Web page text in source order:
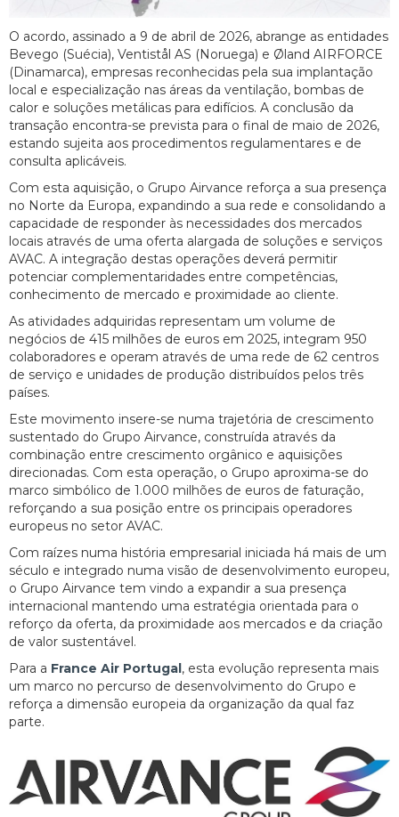
O acordo, assinado a 9 de abril de 2026, abrange as entidades
Bevego (Suécia), Ventistål AS (Noruega) e Øland AIRFORCE
(Dinamarca), empresas reconhecidas pela sua implantação
local e especialização nas áreas da ventilação, bombas de
calor e soluções metálicas para edifícios. A conclusão da
transação encontra-se prevista para o final de maio de 2026,
estando sujeita aos procedimentos regulamentares e de
consulta aplicáveis.
Com esta aquisição, o Grupo Airvance reforça a sua presença
no Norte da Europa, expandindo a sua rede e consolidando a
capacidade de responder às necessidades dos mercados
locais através de uma oferta alargada de soluções e serviços
AVAC. A integração destas operações deverá permitir
potenciar complementaridades entre competências,
conhecimento de mercado e proximidade ao cliente.
As atividades adquiridas representam um volume de
negócios de 415 milhões de euros em 2025, integram 950
colaboradores e operam através de uma rede de 62 centros
de serviço e unidades de produção distribuídos pelos três
países.
Este movimento insere-se numa trajetória de crescimento
sustentado do Grupo Airvance, construída através da
combinação entre crescimento orgânico e aquisições
direcionadas. Com esta operação, o Grupo aproxima-se do
marco simbólico de 1.000 milhões de euros de faturação,
reforçando a sua posição entre os principais operadores
europeus no setor AVAC.
Com raízes numa história empresarial iniciada há mais de um
século e integrado numa visão de desenvolvimento europeu,
o Grupo Airvance tem vindo a expandir a sua presença
internacional mantendo uma estratégia orientada para o
reforço da oferta, da proximidade aos mercados e da criação
de valor sustentável.
Para a France Air Portugal, esta evolução representa mais
um marco no percurso de desenvolvimento do Grupo e
reforça a dimensão europeia da organização da qual faz
parte.